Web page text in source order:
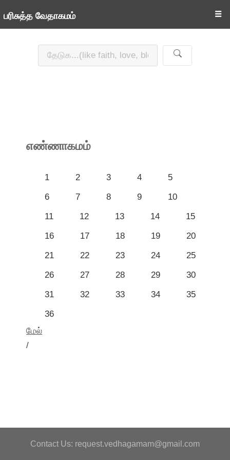
பரிசுத்த வேதாகமம் ☰
எண்ணாகமம்
1 2 3 4
5
6
7 8 9
10
11
12 13 14
15
16
17 18 19
20
21
22 23 24
25
26
27 28 29
30
31
32 33 34
35
36
மேல்
/
Contact Us: request.vedhagamam@gmail.com